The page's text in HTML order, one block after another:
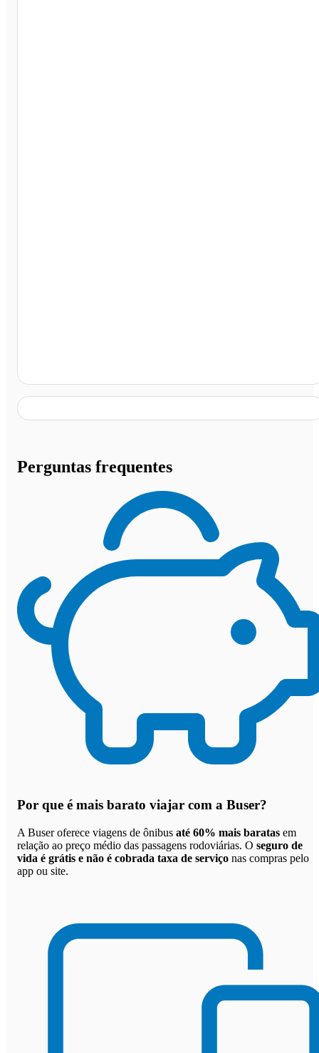
Perguntas frequentes
Por que é mais barato viajar com a Buser?
A Buser oferece viagens de ônibus até 60% mais baratas em
relação ao preço médio das passagens rodoviárias. O seguro de
vida é grátis e não é cobrada taxa de serviço nas compras pelo
app ou site.